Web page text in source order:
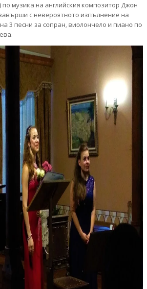
музика на английския композитор Джон
с невероятното изпълнение на
3 песни за сопран, виолончело и пиано по